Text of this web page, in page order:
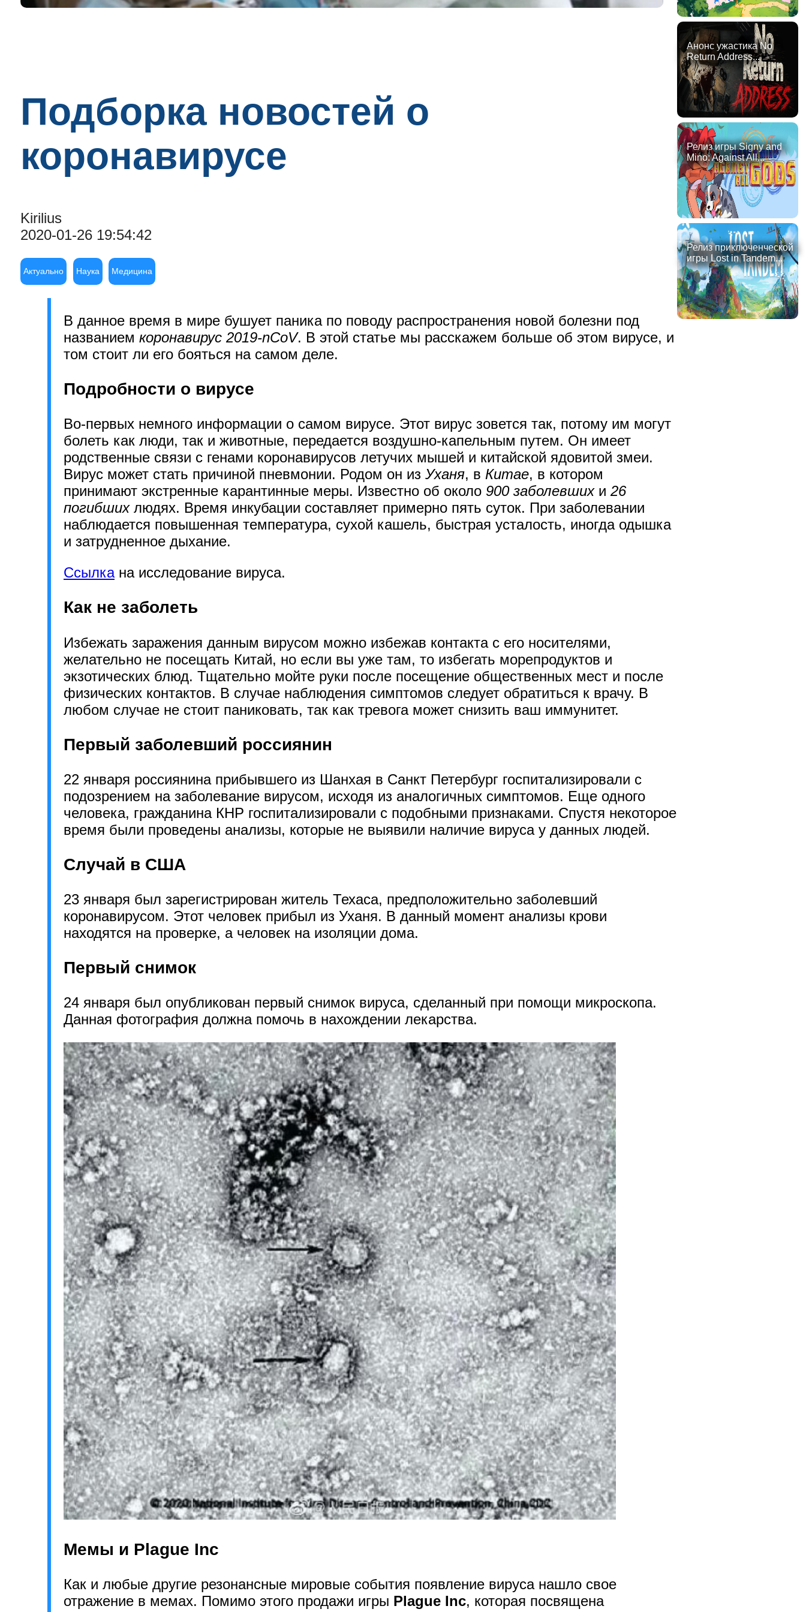
Подборка новостей о
коронавирусе
Kirilius
2020-01-26 19:54:42
Актуально Наука Медицина
В данное время в мире бушует паника по поводу распространения новой болезни под
названием коронавирус 2019-nCoV. В этой статье мы расскажем больше об этом вирусе, и
том стоит ли его бояться на самом деле.
Подробности о вирусе
Во-первых немного информации о самом вирусе. Этот вирус зовется так, потому им могут
болеть как люди, так и животные, передается воздушно-капельным путем. Он имеет
родственные связи с генами коронавирусов летучих мышей и китайской ядовитой змеи.
Вирус может стать причиной пневмонии. Родом он из Уханя, в Китае, в котором
принимают экстренные карантинные меры. Известно об около 900 заболевшихи 26
погибшихлюдях. Время инкубации составляет примерно пять суток. При заболевании
наблюдается повышенная температура, сухой кашель, быстрая усталость, иногда одышка
и затрудненное дыхание.
Ссылкана исследование вируса.
Как не заболеть
Избежать заражения данным вирусом можно избежав контакта с его носителями,
желательно не посещать Китай, но если вы уже там, то избегать морепродуктов и
экзотических блюд. Тщательно мойте руки после посещение общественных мест и после
физических контактов. В случае наблюдения симптомов следует обратиться к врачу. В
любом случае не стоит паниковать, так как тревога может снизить ваш иммунитет.
Первый заболевший россиянин
22 января россиянина прибывшего из Шанхая в Санкт Петербург госпитализировали с
подозрением на заболевание вирусом, исходя из аналогичных симптомов. Еще одного
человека, гражданина КНР госпитализировали с подобными признаками. Спустя некоторое
время были проведены анализы, которые не выявили наличие вируса у данных людей.
Случай в США
23 января был зарегистрирован житель Техаса, предположительно заболевший
коронавирусом. Этот человек прибыл из Уханя. В данный момент анализы крови
находятся на проверке, а человек на изоляции дома.
Первый снимок
24 января был опубликован первый снимок вируса, сделанный при помощи микроскопа.
Данная фотография должна помочь в нахождении лекарства.
Мемы и Plague Inc
Как и любые другие резонансные мировые события появление вируса нашло свое
отражение в мемах. Помимо этого продажи игры Plague Inc, которая посвящена
Анонс ужастика No
Return Address...
Релиз игры Signy and
Mino: Against All...
Релиз приключенческой
игры Lost in Tandem...